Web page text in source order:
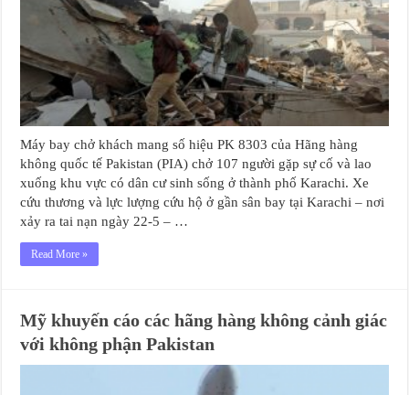
Máy bay chở khách mang số hiệu PK 8303 của Hãng hàng
không quốc tế Pakistan (PIA) chở 107 người gặp sự cố và lao
xuống khu vực có dân cư sinh sống ở thành phố Karachi. Xe
cứu thương và lực lượng cứu hộ ở gần sân bay tại Karachi – nơi
xảy ra tai nạn ngày 22-5 – …
Read More »
Mỹ khuyến cáo các hãng hàng không cảnh giác
với không phận Pakistan